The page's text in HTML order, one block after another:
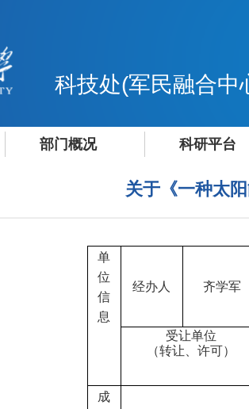
科技处(军民融合中
部门概况 科研平台
关于《一种太
单
位
信
息
经办人 齐学军
受让单位
（转让、许可）
成